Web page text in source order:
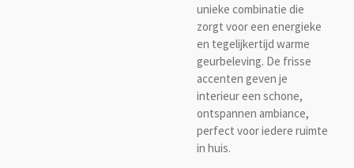
unieke combinatie die
zorgt voor een energieke
en tegelijkertijd warme
geurbeleving. De frisse
accenten geven je
interieur een schone,
ontspannen ambiance,
perfect voor iedere ruimte
in huis.